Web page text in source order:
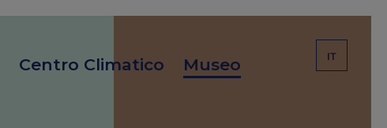
Centro Climatico Museo IT